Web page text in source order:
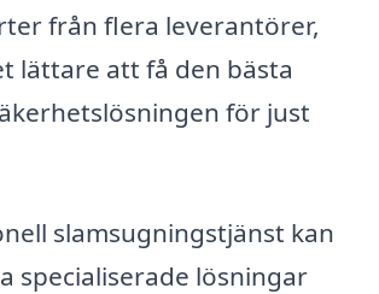
från flera leverantörer,
lättare att få den bästa
för just
slamsugningstjänst kan
specialiserade lösningar